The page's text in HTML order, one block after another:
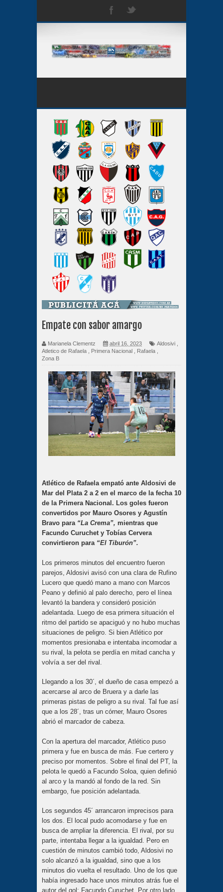
Empate con sabor amargo
Marianela Clementz abril 16, 2023 Aldosivi
Atletico de Rafaela
Primera Nacional Rafaela
Zona B
Atlético de Rafaela empató ante Aldosivi de
Mar del Plata 2 a 2 en el marco de la fecha 10
de la Primera Nacional. Los goles fueron
convertidos por Mauro Osores y Agustín
Bravo para “La Crema”, mientras que
Facundo Curuchet y Tobías Cervera
convirtieron para “El Tiburón”.
Los primeros minutos del encuentro fueron
parejos, Aldosivi avisó con una clara de Rufino
Lucero que quedó mano a mano con Marcos
Peano y definió al palo derecho, pero el línea
levantó la bandera y consideró posición
adelantada. Luego de esa primera situación el
ritmo del partido se apaciguó y no hubo muchas
situaciones de peligro. Si bien Atlético por
momentos presionaba e intentaba incomodar a
su rival, la pelota se perdía en mitad cancha y
volvía a ser del rival.
Llegando a los 30´, el dueño de casa empezó a
acercarse al arco de Bruera y a darle las
primeras pistas de peligro a su rival. Tal fue así
que a los 28´, tras un córner, Mauro Osores
abrió el marcador de cabeza.
Con la apertura del marcador, Atlético puso
primera y fue en busca de más. Fue certero y
preciso por momentos. Sobre el final del PT, la
pelota le quedó a Facundo Soloa, quien definió
al arco y la mandó al fondo de la red. Sin
embargo, fue posición adelantada.
Los segundos 45´ arrancaron imprecisos para
los dos. El local pudo acomodarse y fue en
busca de ampliar la diferencia. El rival, por su
parte, intentaba llegar a la igualdad. Pero en
cuestión de minutos cambió todo, Aldosivi no
solo alcanzó a la igualdad, sino que a los
minutos dio vuelta el resultado. Uno de los que
había ingresado hace unos minutos atrás fue el
autor del gol: Facundo Curuchet. Por otro lado,